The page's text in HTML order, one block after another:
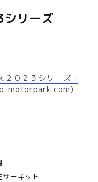
シリーズ
２０２３シリーズ –
motorpark.com)
サーキット